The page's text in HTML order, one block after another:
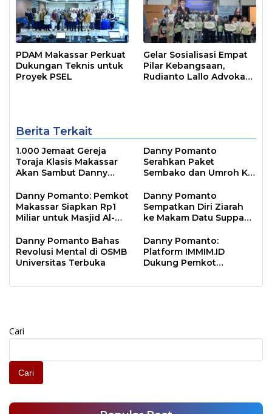
PDAM Makassar Perkuat
Dukungan Teknis untuk
Proyek PSEL
Gelar Sosialisasi Empat
Pilar Kebangsaan,
Rudianto Lallo Advokasi
Berita Terkait
1.000 Jemaat Gereja
Toraja Klasis Makassar
Akan Sambut Danny
Natal Besok
Danny Pomanto
Serahkan Paket
Sembako dan Umroh Ke
Makassar Shalat Subuh
Berjamaah
Danny Pomanto: Pemkot
Makassar Siapkan Rp1
Miliar untuk Masjid Al-
Danny Pomanto
Sempatkan Diri Ziarah
ke Makam Datu Suppa
Kota Parepare Faisal
Sapada
Danny Pomanto Bahas
Revolusi Mental di OSMB
Universitas Terbuka
Danny Pomanto:
Platform IMMIM.ID
Dukung Pemkot
Tantangan Zaman dan
Cari
Cari